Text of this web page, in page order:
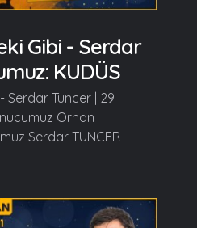
Gibi - Serdar
KUDÜS
Serdar Tuncer | 29
Orhan
Serdar TUNCER